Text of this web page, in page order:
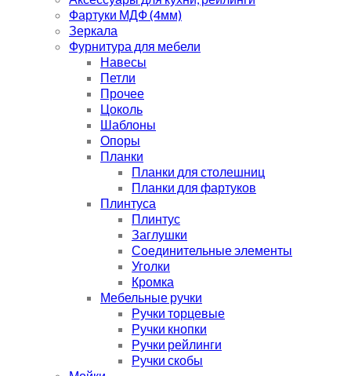
Фартуки МДФ (4мм)
Зеркала
Фурнитура для мебели
Навесы
Петли
Прочее
Цоколь
Шаблоны
Опоры
Планки
Планки для столешниц
Планки для фартуков
Плинтуса
Плинтус
Заглушки
Соединительные элементы
Уголки
Кромка
Мебельные ручки
Ручки торцевые
Ручки кнопки
Ручки рейлинги
Ручки скобы